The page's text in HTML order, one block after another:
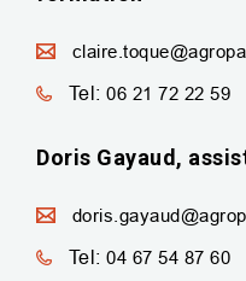
Tel: 06 21 72 22 59
Doris Gayaud,
Tel: 04 67 54 87 60